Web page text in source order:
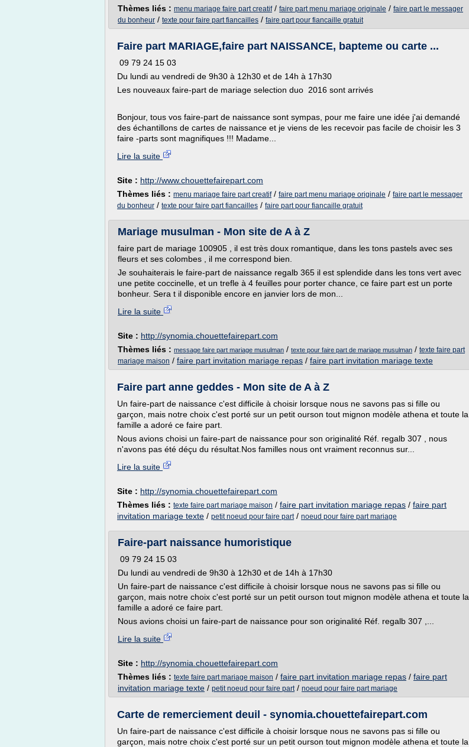
Thèmes liés : menu mariage faire part creatif/ faire part menu mariage originale / faire part le messager
du bonheur / texte pour faire part fiancailles / faire part pour fiancaille gratuit
Faire part MARIAGE,faire part NAISSANCE, bapteme ou carte ...
09 79 24 15 03
Du lundi au vendredi de 9h30 à 12h30 et de 14h à 17h30
Les nouveaux faire-part de mariage selection duo 2016 sont arrivés
Bonjour, tous vos faire-part de naissance sont sympas, pour me faire une idée j'ai demandé
des échantillons de cartes de naissance et je viens de les recevoir pas facile de choisir les 3
faire -parts sont magnifiques !!! Madame...
Lire la suite
Site : http://www.chouettefairepart.com
Thèmes liés : menu mariage faire part creatif/ faire part menu mariage originale / faire part le messager
du bonheur / texte pour faire part fiancailles / faire part pour fiancaille gratuit
Mariage musulman - Mon site de A à Z
faire part de mariage 100905 , il est très doux romantique, dans les tons pastels avec ses
fleurs et ses colombes , il me correspond bien.
Je souhaiterais le faire-part de naissance regalb 365 il est splendide dans les tons vert avec
une petite coccinelle, et un trefle à 4 feuilles pour porter chance, ce faire part est un porte
bonheur. Sera t il disponible encore en janvier lors de mon...
Lire la suite
Site : http://synomia.chouettefairepart.com
Thèmes liés : message faire part mariage musulman / texte pour faire part de mariage musulman / texte faire part
mariage maison / faire part invitation mariage repas / faire part invitation mariage texte
Faire part anne geddes - Mon site de A à Z
Un faire-part de naissance c'est difficile à choisir lorsque nous ne savons pas si fille ou
garçon, mais notre choix c'est porté sur un petit ourson tout mignon modèle athena et toute la
famille a adoré ce faire part.
Nous avions choisi un faire-part de naissance pour son originalité Réf. regalb 307 , nous
n'avons pas été déçu du résultat.Nos familles nous ont vraiment reconnus sur...
Lire la suite
Site : http://synomia.chouettefairepart.com
Thèmes liés : texte faire part mariage maison / faire part invitation mariage repas / faire part
invitation mariage texte / petit noeud pour faire part/ noeud pour faire part mariage
Faire-part naissance humoristique
09 79 24 15 03
Du lundi au vendredi de 9h30 à 12h30 et de 14h à 17h30
Un faire-part de naissance c'est difficile à choisir lorsque nous ne savons pas si fille ou
garçon, mais notre choix c'est porté sur un petit ourson tout mignon modèle athena et toute la
famille a adoré ce faire part.
Nous avions choisi un faire-part de naissance pour son originalité Réf. regalb 307 ,...
Lire la suite
Site : http://synomia.chouettefairepart.com
Thèmes liés : texte faire part mariage maison / faire part invitation mariage repas / faire part
invitation mariage texte / petit noeud pour faire part/ noeud pour faire part mariage
Carte de remerciement deuil - synomia.chouettefairepart.com
Un faire-part de naissance c'est difficile à choisir lorsque nous ne savons pas si fille ou
garçon, mais notre choix c'est porté sur un petit ourson tout mignon modèle athena et toute la